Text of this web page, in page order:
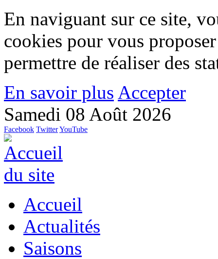
En naviguant sur ce site,
cookies pour vous
permettre de réaliser des
En savoir plus Accepter
Samedi 08 Août 2026
Facebook TwitterYouTube
Accueil
Actualités
Saisons